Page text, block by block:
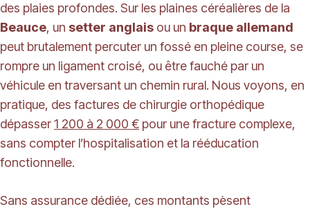
des plaies profondes. Sur les plaines céréalières de la
Beauce, un setter anglais ou un braque allemand
peut brutalement percuter un fossé en pleine course, se
rompre un ligament croisé, ou être fauché par un
véhicule en traversant un chemin rural. Nous voyons, en
pratique, des factures de chirurgie orthopédique
dépasser1 200 à 2 000 € pour une fracture complexe,
sans compter l’hospitalisation et la rééducation
fonctionnelle.
Sans assurance dédiée, ces montants pèsent